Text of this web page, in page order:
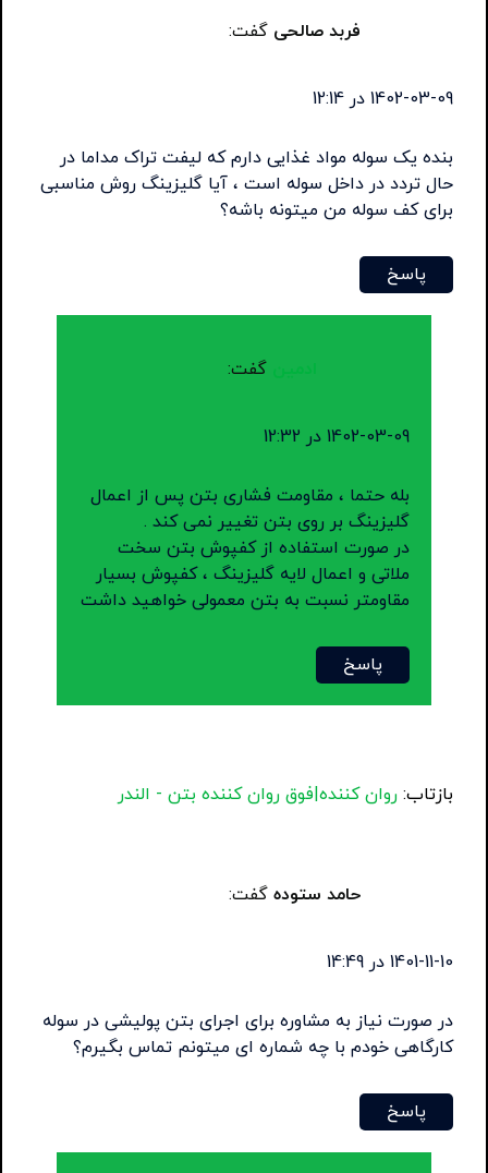
فربد صالحی گفت:
1402-03-09 در 12:14
بنده یک سوله مواد غذایی دارم که لیفت تراک مداما در
حال تردد در داخل سوله است ، آیا گلیزینگ روش مناسبی
برای کف سوله من میتونه باشه؟
پاسخ
گفت:
1402-03-09 در 12:32
بله حتما ، مقاومت فشاری بتن پس از اعمال
گلیزینگ بر روی بتن تغییر نمی کند .
در صورت استفاده از کفپوش بتن سخت
ملاتی و اعمال لایه گلیزینگ ، کفپوش بسیار
مقاومتر نسبت به بتن معمولی خواهید داشت
پاسخ
بازتاب: روان کننده|فوق روان کننده بتن - الندر
حامد ستوده گفت:
1401-11-10 در 14:49
در صورت نیاز به مشاوره برای اجرای بتن پولیشی در سوله
کارگاهی خودم با چه شماره ای میتونم تماس بگیرم؟
پاسخ